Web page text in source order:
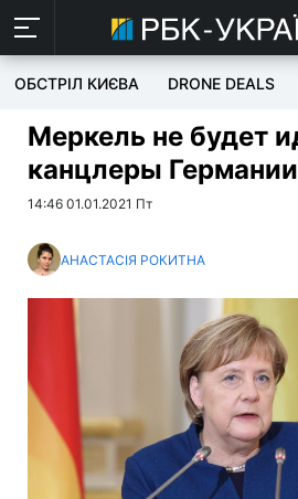
ОБСТРІЛ КИЄВА DRONE DEALS
Меркель не будет
канцлеры Германии
14:46 01.01.2021 Пт
АНАСТАСІЯ РОКИТНА